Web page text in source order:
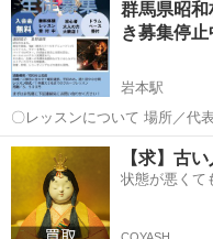
群馬県昭
き募集停止
岩本駅
〇レッスンについて 場所／代表自宅内(住所はお問い合わせの際お伝
え) 日時／週一回、平日
群馬 利根郡 岩本駅
【求】古
状態が悪くて